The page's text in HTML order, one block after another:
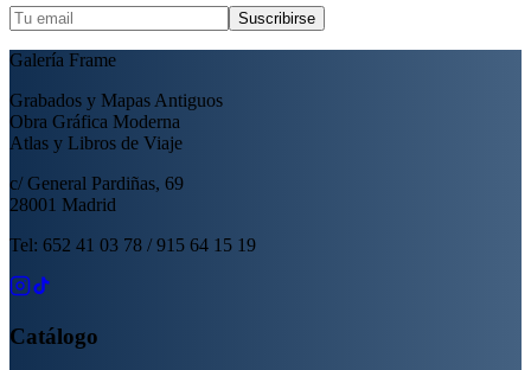
Suscribirse
Galería Frame
Grabados y Mapas Antiguos
Obra Gráfica Moderna
Atlas y Libros de Viaje
c/ General Pardiñas, 69
28001 Madrid
Tel: 652 41 03 78 / 915 64 15 19
Catálogo